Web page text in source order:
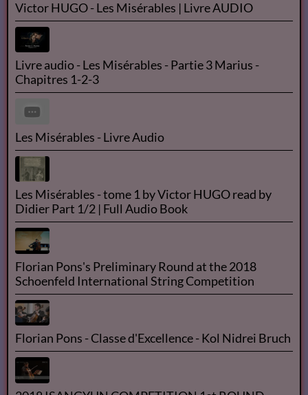
Les Misérables de Victor Hugo audio France culture
N°1/14
Les Misérables tome 1 ( Fantine ) de Victor Hugo -
livre audio français + texte intégrale -
Victor HUGO - Les Misérables | Livre AUDIO
Livre audio - Les Misérables - Partie 3 Marius -
Chapitres 1-2-3
Les Misérables - Livre Audio
Les Misérables - tome 1 by Victor HUGO read by
Didier Part 1/2 | Full Audio Book